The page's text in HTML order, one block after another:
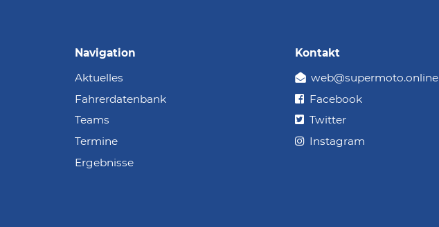
Navigation
Aktuelles
Fahrerdatenbank
Teams
Termine
Ergebnisse
Kontakt
web@supermoto.online
Facebook
Twitter
Instagram